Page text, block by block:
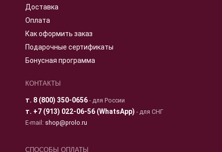
Доставка
Оплата
Как оформить заказ
Подарочные сертификаты
Бонусная программа
КОНТАКТЫ
т. 8 (800) 350-0656- для России
т. +7 (913) 022-06-56 (WhatsApp) - для СНГ
E-mail: shop@prolo.ru
СПОСОБЫ ОПЛАТЫ